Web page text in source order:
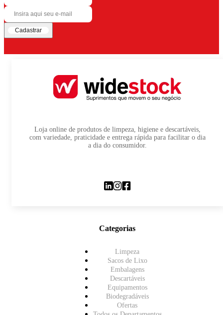
Cadastrar
Loja online de produtos de limpeza, higiene e descartáveis,
com variedade, praticidade e entrega rápida para facilitar o dia
a dia do consumidor.
Categorias
Limpeza
Sacos de Lixo
Embalagens
Descartáveis
Equipamentos
Biodegradáveis
Ofertas